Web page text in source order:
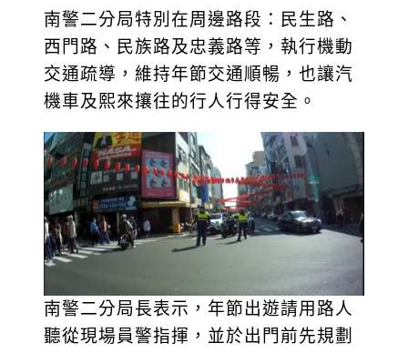
南警二分局特別在周邊路段：民生路、
西門路、民族路及忠義路等，執行機動
交通疏導，維持年節交通順暢，也讓汽
機車及熙來攘往的行人行得安全。
南警二分局長表示，年節出遊請用路人
聽從現場員警指揮，並於出門前先規劃